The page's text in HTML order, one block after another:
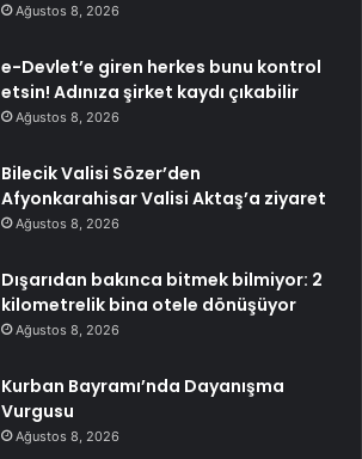
Ağustos 8, 2026
e-Devlet’e giren herkes bunu kontrol
etsin! Adınıza şirket kaydı çıkabilir
Ağustos 8, 2026
Bilecik Valisi Sözer’den
Afyonkarahisar Valisi Aktaş’a ziyaret
Ağustos 8, 2026
Dışarıdan bakınca bitmek bilmiyor: 2
kilometrelik bina otele dönüşüyor
Ağustos 8, 2026
Kurban Bayramı’nda Dayanışma
Vurgusu
Ağustos 8, 2026